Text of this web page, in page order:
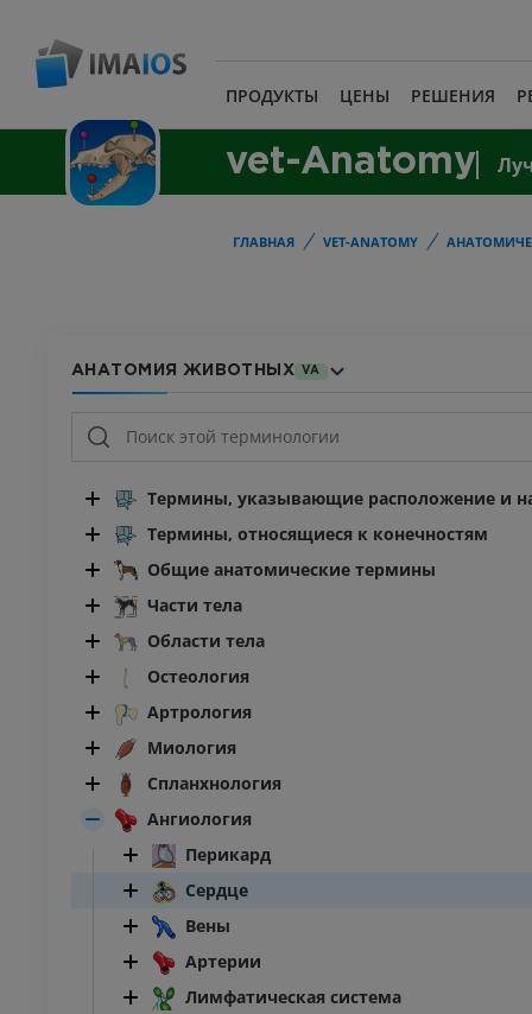
ПРОДУКТЫ ЦЕНЫ РЕШЕНИЯ
vet-Anatomy
ГЛАВНАЯ VET-ANATOMY
АНАТОМИЯ ЖИВОТНЫХ VA
Термины, указывающие расположение и
Термины, относящиеся к конечностям
Общие анатомические термины
Части тела
Области тела
Остеология
Артрология
Миология
Спланхнология
Ангиология
Перикард
Сердце
Вены
Артерии
Лимфатическая система